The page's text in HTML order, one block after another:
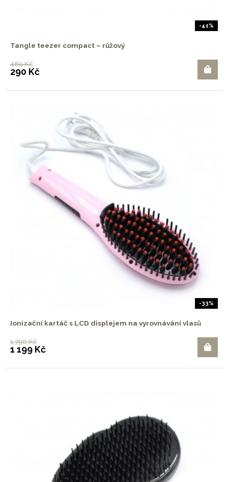
-41%
Tangle teezer compact – růžový
489 Kč
290 Kč
-33%
Ionizační kartáč s LCD displejem na vyrovnávání vlasů
1 790 Kč
1 199 Kč